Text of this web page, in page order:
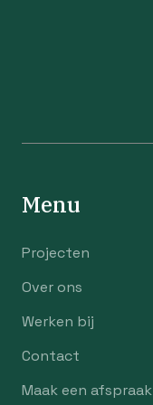
Menu
Projecten
Over ons
Werken bij
Contact
Maak een afspraak